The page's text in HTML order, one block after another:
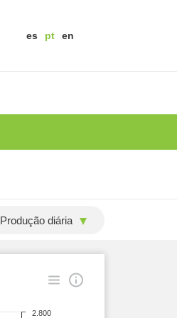
es pt en
Produção diária
2.800